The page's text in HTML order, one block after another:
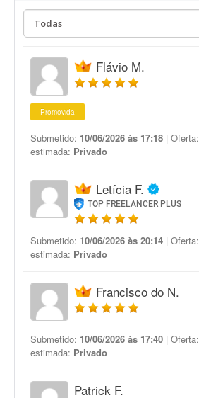
Flávio M.
Promovida
Submetido: 10/06/2026 às 17:18 | Oferta:
estimada: Privado
Letícia F.
TOP FREELANCER PLUS
Submetido: 10/06/2026 às 20:14 | Oferta:
estimada: Privado
Francisco do N.
Submetido: 10/06/2026 às 17:40 | Oferta:
estimada: Privado
Patrick F.